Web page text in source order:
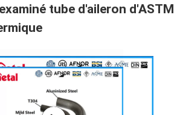
tube d'aileron